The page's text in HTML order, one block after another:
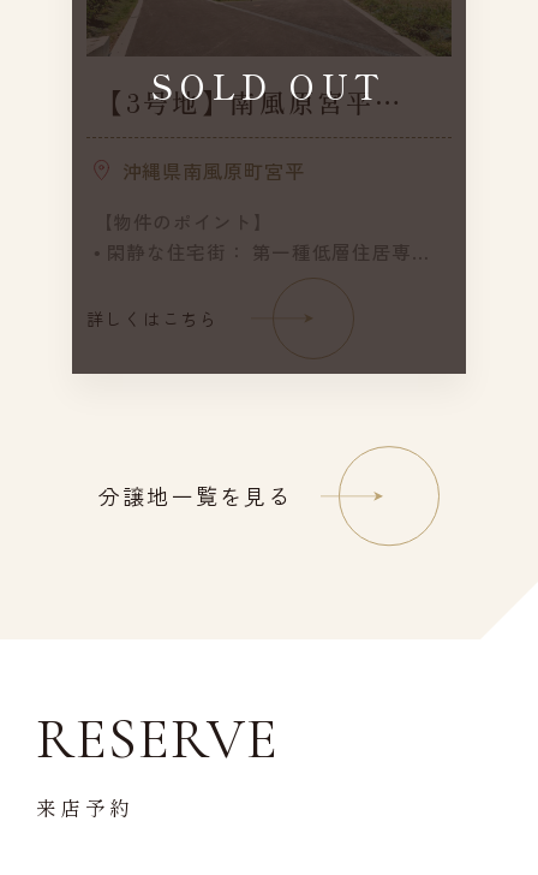
【3号地】南風原宮平
Ⅱ（全12区画）／建築条
件付き
沖縄県南風原町宮平
【物件のポイント】
• 閑静な住宅街： 第一種低層住居専用
地域のため、将来にわたって良好な住
環境が守られます。
• ゆとりある敷地： 各区画ともに約50
坪前後の広さがあり、駐車場や庭の計
3,470万円まで、ご予算に合わせた区画
選定が可能です。
SOLD OUT
詳しくはこちら
分譲地一覧を見る
RESERVE
来店予約